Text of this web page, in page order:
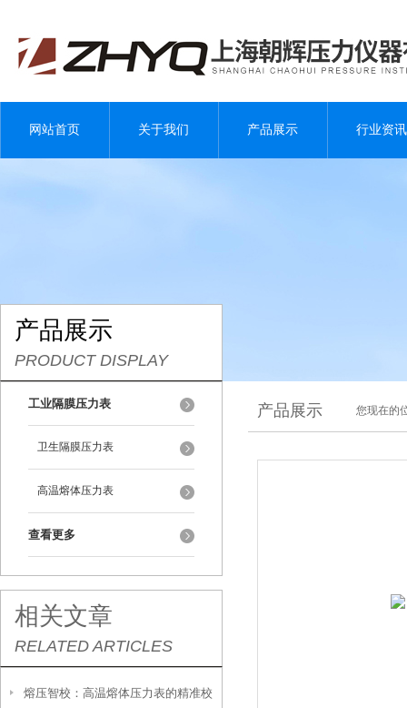
网站首页 关于我们 产品展示 行业资讯
产品展示
PRODUCT DISPLAY
工业隔膜压力表
卫生隔膜压力表
高温熔体压力表
查看更多
相关文章
RELATED ARTICLES
熔压智校：高温熔体压力表的精准校
产品展示 您现在的